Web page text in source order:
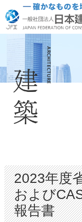
2023年度
および
報告書